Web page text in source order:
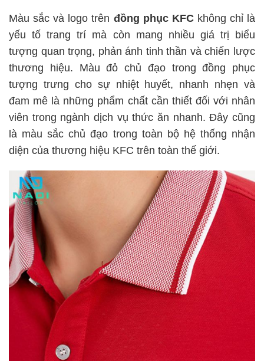
Màu sắc và logo trên đồng phục KFCkhông chỉ là
yếu tố trang trí mà còn mang nhiều giá trị biểu
tượng quan trọng, phản ánh tinh thần và chiến lược
thương hiệu. Màu đỏ chủ đạo trong đồng phục
tượng trưng cho sự nhiệt huyết, nhanh nhẹn và
đam mê là những phẩm chất cần thiết đối với nhân
viên trong ngành dịch vụ thức ăn nhanh. Đây cũng
là màu sắc chủ đạo trong toàn bộ hệ thống nhận
diện của thương hiệu KFC trên toàn thế giới.